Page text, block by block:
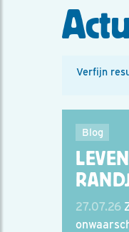
Verfijn
Blog
27.07.26